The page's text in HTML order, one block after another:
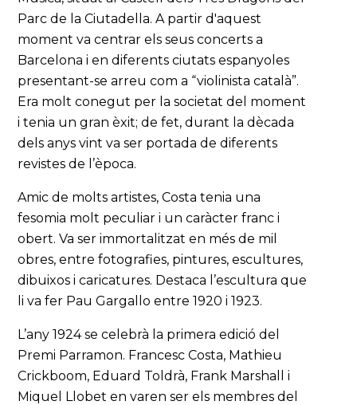
Parc de la Ciutadella. A partir d'aquest
moment va centrar els seus concerts a
Barcelona i en diferents ciutats espanyoles
presentant-se arreu com a “violinista català”.
Era molt conegut per la societat del moment
i tenia un gran èxit; de fet, durant la dècada
dels anys vint va ser portada de diferents
revistes de l’època.
Amic de molts artistes, Costa tenia una
fesomia molt peculiar i un caràcter franc i
obert. Va ser immortalitzat en més de mil
obres, entre fotografies, pintures, escultures,
dibuixos i caricatures. Destaca l’escultura que
li va fer Pau Gargallo entre 1920 i 1923.
L’any 1924 se celebrà la primera edició del
Premi Parramon. Francesc Costa, Mathieu
Crickboom, Eduard Toldrà, Frank Marshall i
Miquel Llobet en varen ser els membres del